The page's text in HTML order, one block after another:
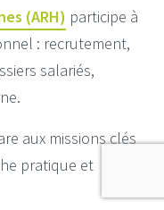
(ARH) participe à
: recrutement,
salariés,
aux missions clés
pratique et